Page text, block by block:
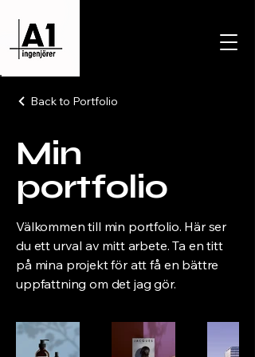
Back to Portfolio
Min
portfolio
Välkommen till min portfolio. Här ser
du ett urval av mitt arbete. Ta en titt
på mina projekt för att få en bättre
uppfattning om det jag gör.